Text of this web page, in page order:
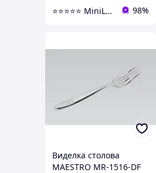
⭐️⭐️⭐️⭐️⭐️ MiniLavka.Com - товари для дому! 98%
Виделка столова
MAESTRO MR-1516-DF